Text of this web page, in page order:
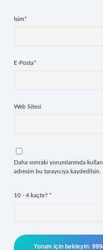
İsim*
E-Posta*
Web Sitesi
Daha sonraki yorumlarımda
adresim bu tarayıcıya kaydedilsin.
10 - 4 kaçtır? *